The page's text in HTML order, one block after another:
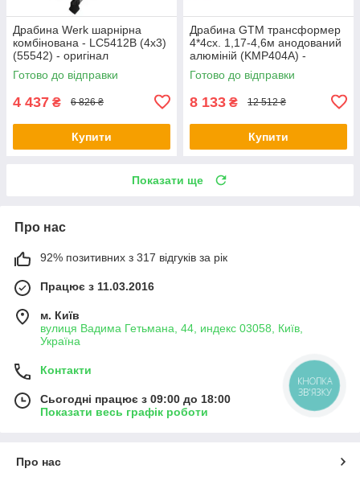
Драбина Werk шарнірна
комбінована - LC5412B (4x3)
(55542) - оригінал
Готово до відправки
4 437 ₴ 6 826 ₴
Купити
Драбина GTM трансформер
4*4сх. 1,17-4,6м анодований
алюміній (KMP404A) -
оригінал
Готово до відправки
8 133 ₴ 12 512 ₴
Купити
Показати ще
Про нас
92% позитивних з 317 відгуків за рік
Працює з 11.03.2016
м. Київ
вулиця Вадима Гетьмана, 44, индекс 03058, Київ,
Україна
Контакти
Сьогодні працює з 09:00 до 18:00
Показати весь графік роботи
Про нас
КНОПКА
ЗВ'ЯЗКУ